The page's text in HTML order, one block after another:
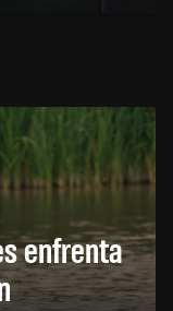
enfrenta